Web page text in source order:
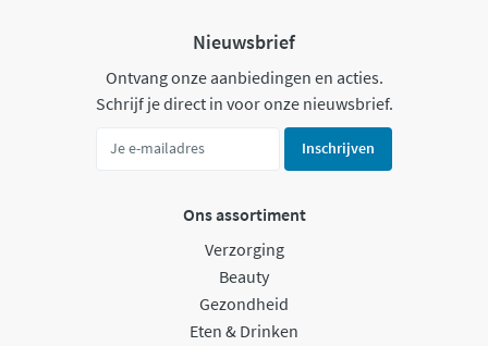
Nieuwsbrief
Ontvang onze aanbiedingen en acties.
Schrijf je direct in voor onze nieuwsbrief.
Inschrijven
Ons assortiment
Verzorging
Beauty
Gezondheid
Eten & Drinken